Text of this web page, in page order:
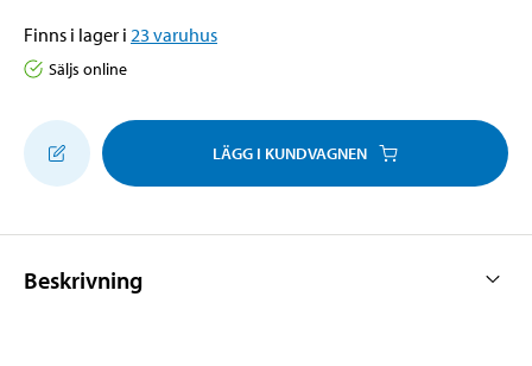
Finns i lager i 23 varuhus
Säljs online
LÄGG I KUNDVAGNEN
Beskrivning